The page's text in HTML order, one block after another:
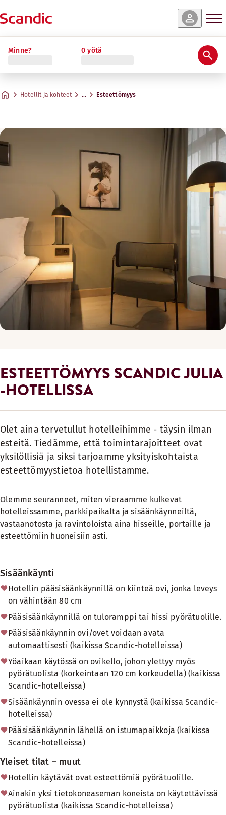
Minne? 0 yötä
Hotellit ja kohteet … Esteettömyys
ESTEETTÖMYYS SCANDIC JULIA
-HOTELLISSA
Olet aina tervetullut hotelleihimme - täysin ilman
esteitä. Tiedämme, että toimintarajoitteet ovat
yksilöllisiä ja siksi tarjoamme yksityiskohtaista
esteettömyystietoa hotellistamme.
Olemme seuranneet, miten vieraamme kulkevat
hotelleissamme, parkkipaikalta ja sisäänkäynneiltä,
vastaanotosta ja ravintoloista aina hisseille, portaille ja
esteettömiin huoneisiin asti.
Sisäänkäynti
Hotellin pääsisäänkäynnillä on kiinteä ovi, jonka leveys
on vähintään 80 cm
Pääsisäänkäynnillä on tuloramppi tai hissi pyörätuolille.
Pääsisäänkäynnin ovi/ovet voidaan avata
automaattisesti (kaikissa Scandic-hotelleissa)
Yöaikaan käytössä on ovikello, johon ylettyy myös
pyörätuolista (korkeintaan 120 cm korkeudella) (kaikissa
Scandic-hotelleissa)
Sisäänkäynnin ovessa ei ole kynnystä (kaikissa Scandic-
hotelleissa)
Pääsisäänkäynnin lähellä on istumapaikkoja (kaikissa
Scandic-hotelleissa)
Yleiset tilat – muut
Hotellin käytävät ovat esteettömiä pyörätuolille.
Ainakin yksi tietokoneaseman koneista on käytettävissä
pyörätuolista (kaikissa Scandic-hotelleissa)